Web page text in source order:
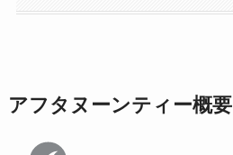
アフタヌーンティー概要